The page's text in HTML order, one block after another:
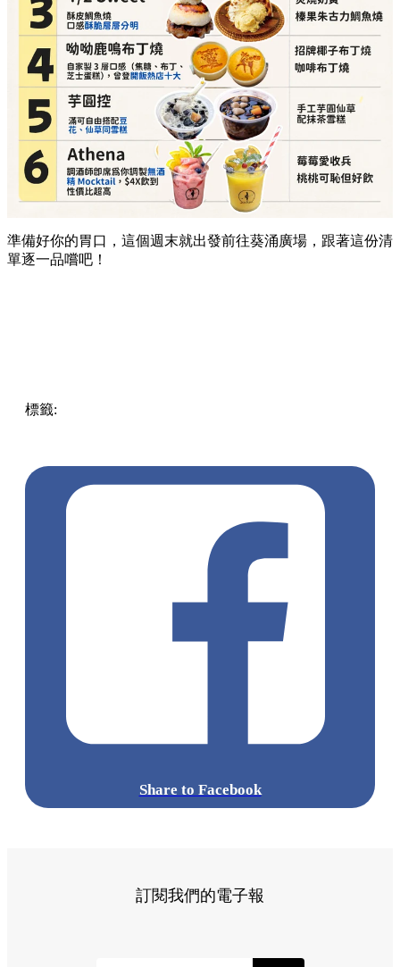
準備好你的胃口，這個週末就出發前往葵涌廣場，跟著這份清
單逐一品嚐吧！
標籤:
Share to Facebook
訂閱我們的電子報